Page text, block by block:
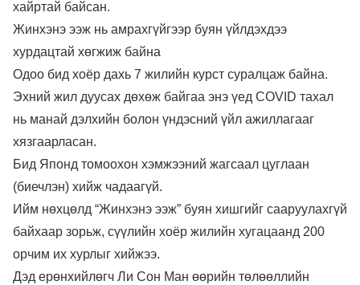
хайртай байсан.
Жинхэнэ ээж нь амрахгүйгээр буян үйлдэхдээ
хурдацтай хөгжиж байна
Одоо бид хоёр дахь 7 жилийн курст суралцаж байна.
Эхний жил дуусах дөхөж байгаа энэ үед COVID тахал
нь манай дэлхийн болон үндэсний үйл ажиллагааг
хязгаарласан.
Бид Японд томоохон хэмжээний жагсаал цуглаан
(биечлэн) хийж чадаагүй.
Ийм нөхцөлд “Жинхэнэ ээж” буян хишгийг сааруулахгүй
байхаар зорьж, сүүлийн хоёр жилийн хугацаанд 200
орчим их хурлыг хийжээ.
Дэд ерөнхийлөгч Ли Сон Ман өөрийн төлөөллийн